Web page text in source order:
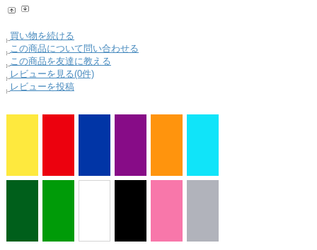
買い物を続ける
この商品について問い合わせる
この商品を友達に教える
レビューを見る(0件)
レビューを投稿